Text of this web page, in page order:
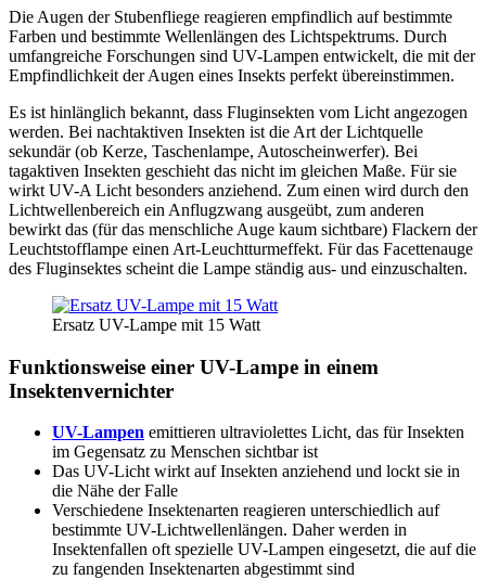
Die Augen der Stubenfliege reagieren empfindlich auf bestimmte
Farben und bestimmte Wellenlängen des Lichtspektrums. Durch
umfangreiche Forschungen sind UV-Lampen entwickelt, die mit der
Empfindlichkeit der Augen eines Insekts perfekt übereinstimmen.
Es ist hinlänglich bekannt, dass Fluginsekten vom Licht angezogen
werden. Bei nachtaktiven Insekten ist die Art der Lichtquelle
sekundär (ob Kerze, Taschenlampe, Autoscheinwerfer). Bei
tagaktiven Insekten geschieht das nicht im gleichen Maße. Für sie
wirkt UV-A Licht besonders anziehend. Zum einen wird durch den
Lichtwellenbereich ein Anflugzwang ausgeübt, zum anderen
bewirkt das (für das menschliche Auge kaum sichtbare) Flackern der
Leuchtstofflampe einen Art-Leuchtturmeffekt. Für das Facettenauge
des Fluginsektes scheint die Lampe ständig aus- und einzuschalten.
Ersatz UV-Lampe mit 15 Watt
Funktionsweise einer UV-Lampe in einem
Insektenvernichter
UV-Lampen emittieren ultraviolettes Licht, das für Insekten
im Gegensatz zu Menschen sichtbar ist
Das UV-Licht wirkt auf Insekten anziehend und lockt sie in
die Nähe der Falle
Verschiedene Insektenarten reagieren unterschiedlich auf
bestimmte UV-Lichtwellenlängen. Daher werden in
Insektenfallen oft spezielle UV-Lampen eingesetzt, die auf die
zu fangenden Insektenarten abgestimmt sind